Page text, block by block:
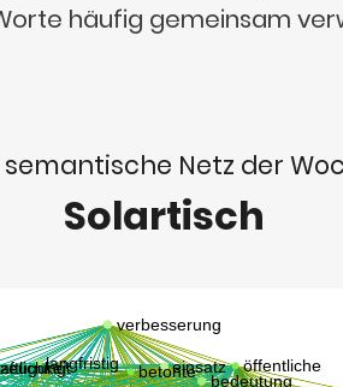
häufig gemeinsam
semantische Netz der
Solartisch